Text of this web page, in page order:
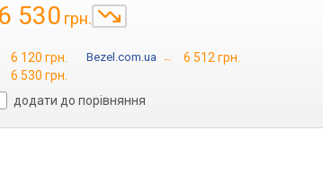
6 530 грн.
6 120 грн. Bezel.com.ua → 6 512 грн.
6 530 грн.
додати до порівняння